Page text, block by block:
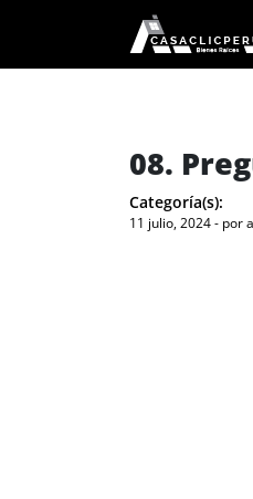
08.
Categoría(s):
11 julio, 2024 - por